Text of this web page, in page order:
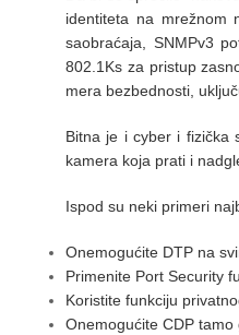
identiteta na mrežnom
saobraćaja, SNMPv3
802.1Ks za pristup
mera bezbednosti,
Bitna je i cyber i fizička
kamera koja prati i
Ispod su neki primeri
Onemogućite DTP na
Primenite Port Security
Koristite funkciju
Onemogućite CDP